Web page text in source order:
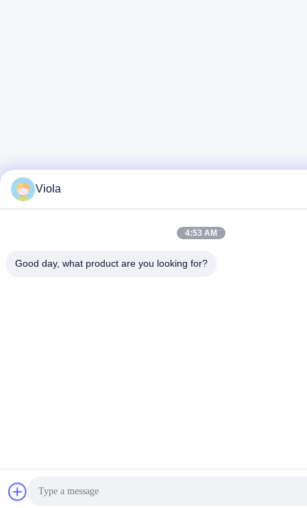
Viola
4:53 AM
Good day, what product are you looking for?